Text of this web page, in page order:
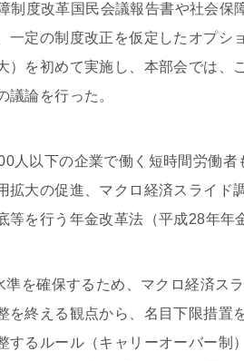
度改革国民会議報告書や社会保
定の制度改正を仮定したオプシ
を初めて実施し、本部会では、
議論を行った。
人以下の企業で働く短時間労働者
大の促進、マクロ経済スライド
を行う年金改革法（平成28年年
を確保するため、マクロ経済ス
終える観点から、名目下限措置
するルール（キャリーオーバー制